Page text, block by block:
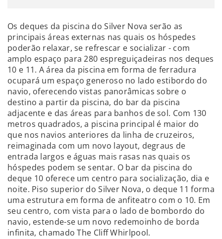
Os deques da piscina do Silver Nova serão as
principais áreas externas nas quais os hóspedes
poderão relaxar, se refrescar e socializar - com
amplo espaço para 280 espreguiçadeiras nos deques
10 e 11. A área da piscina em forma de ferradura
ocupará um espaço generoso no lado estibordo do
navio, oferecendo vistas panorâmicas sobre o
destino a partir da piscina, do bar da piscina
adjacente e das áreas para banhos de sol. Com 130
metros quadrados, a piscina principal é maior do
que nos navios anteriores da linha de cruzeiros,
reimaginada com um novo layout, degraus de
entrada largos e águas mais rasas nas quais os
hóspedes podem se sentar. O bar da piscina do
deque 10 oferece um centro para socialização, dia e
noite. Piso superior do Silver Nova, o deque 11 forma
uma estrutura em forma de anfiteatro com o 10. Em
seu centro, com vista para o lado de bombordo do
navio, estende-se um novo redemoinho de borda
infinita, chamado The Cliff Whirlpool.